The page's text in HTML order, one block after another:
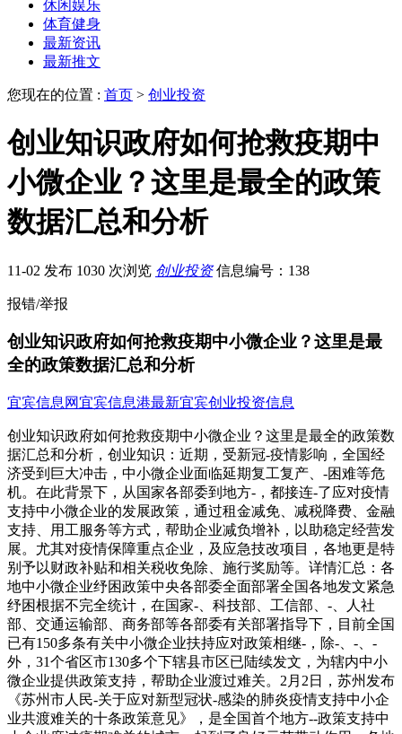
休闲娱乐
体育健身
最新资讯
最新推文
您现在的位置 : 首页 > 创业投资
创业知识政府如何抢救疫期中
小微企业？这里是最全的政策
数据汇总和分析
11-02 发布 1030 次浏览 创业投资 信息编号：138
报错/举报
创业知识政府如何抢救疫期中小微企业？这里是最
全的政策数据汇总和分析
宜宾信息网宜宾信息港最新宜宾创业投资信息
创业知识政府如何抢救疫期中小微企业？这里是最全的政策数
据汇总和分析，创业知识：近期，受新冠-疫情影响，全国经
济受到巨大冲击，中小微企业面临延期复工复产、-困难等危
机。在此背景下，从国家各部委到地方-，都接连-了应对疫情
支持中小微企业的发展政策，通过租金减免、减税降费、金融
支持、用工服务等方式，帮助企业减负增补，以助稳定经营发
展。尤其对疫情保障重点企业，及应急技改项目，各地更是特
别予以财政补贴和相关税收免除、施行奖励等。详情汇总：各
地中小微企业纾困政策中央各部委全面部署全国各地发文紧急
纾困根据不完全统计，在国家-、科技部、工信部、-、人社
部、交通运输部、商务部等各部委有关部署指导下，目前全国
已有150多条有关中小微企业扶持应对政策相继-，除-、-、-
外，31个省区市130多个下辖县市区已陆续发文，为辖内中小
微企业提供政策支持，帮助企业渡过难关。2月2日，苏州发布
《苏州市人民-关于应对新型冠状-感染的肺炎疫情支持中小企
业共渡难关的十条政策意见》，是全国首个地方--政策支持中